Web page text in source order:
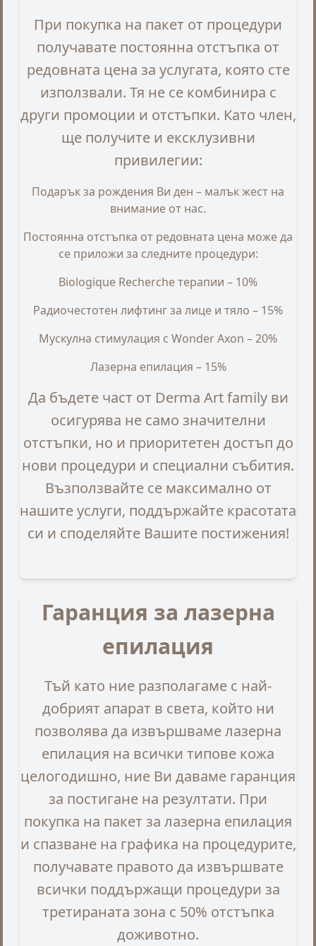
При покупка на пакет от процедури
получавате постоянна отстъпка от
редовната цена за услугата, която сте
използвали. Тя не се комбинира с
други промоции и отстъпки. Като член,
ще получите и ексклузивни
привилегии:
Подарък за рождения Ви ден – малък жест на
внимание от нас.
Постоянна отстъпка от редовната цена може да
се приложи за следните процедури:
Biologique Recherche терапии – 10%
Радиочестотен лифтинг за лице и тяло – 15%
Мускулна стимулация с Wonder Axon – 20%
Лазерна епилация – 15%
Да бъдете част от Derma Art family ви
осигурява не само значителни
отстъпки, но и приоритетен достъп до
нови процедури и специални събития.
Възползвайте се максимално от
нашите услуги, поддържайте красотата
си и споделяйте Вашите постижения!
Гаранция за лазерна
епилация
Тъй като ние разполагаме с най-
добрият апарат в света, който ни
позволява да извършваме лазерна
епилация на всички типове кожа
целогодишно, ние Ви даваме гаранция
за постигане на резултати. При
покупка на пакет за лазерна епилация
и спазване на графика на процедурите,
получавате правото да извършвате
всички поддържащи процедури за
третираната зона с 50% отстъпка
доживотно.